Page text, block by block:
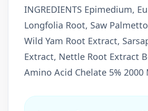
INGREDIENTS Epimedium,
Longfolia Root, Saw
Wild Yam Root Extract,
Extract, Nettle Root Extract
Amino Acid Chelate 5% 2000